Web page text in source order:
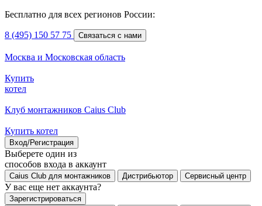
Бесплатно для всех регионов России:
8 (495) 150 57 75 Связаться с нами
Москва и Московская область
Купить
котел
Клуб монтажников Caius Club
Купить котел
Вход/Регистрация
Выберете один из
способов входа в аккаунт
Caius Club для монтажников Дистрибьютор Сервисный центр
У вас еще нет аккаунта?
Зарегистрироваться